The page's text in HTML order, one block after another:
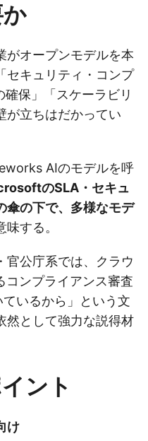
がオープンモデルを本
セキュリティ・コンプ
保」「スケーラビリ
が立ちはだかってい
AIのモデルを呼
のSLA・セキュ
傘の下で、多様なモデ
味する。
官公庁系では、クラウ
コンプライアンス審査
いるから」という文
然として強力な説得材
ント
け